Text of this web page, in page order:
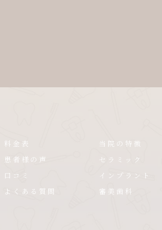
料金表
患者様の声
口コミ
よくある質問
当院の特徴
セラミック
インプラント
審美歯科